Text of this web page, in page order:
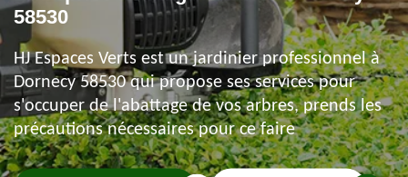
58530
HJ Espaces Verts est un jardinier professionnel à
Dornecy 58530 qui propose ses services pour
s'occuper de l'abattage de vos arbres, prends les
précautions nécessaires pour ce faire